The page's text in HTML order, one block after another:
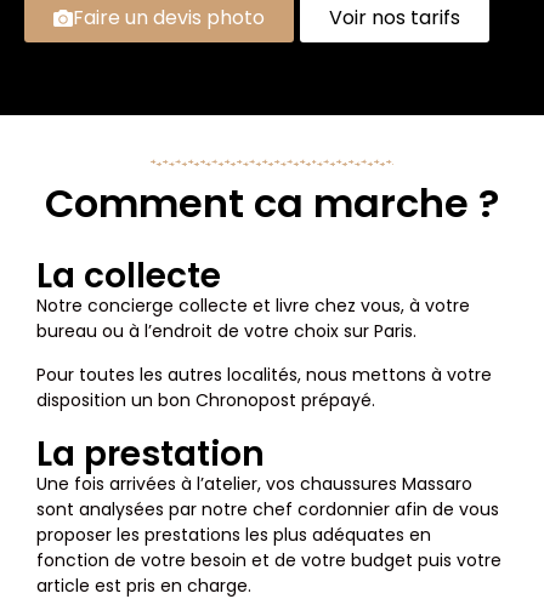
Faire un devis photo Voir nos tarifs
Comment ca marche ?
La collecte
Notre concierge collecte et livre chez vous, à votre
bureau ou à l’endroit de votre choix sur Paris.
Pour toutes les autres localités, nous mettons à votre
disposition un bon Chronopost prépayé.
La prestation
Une fois arrivées à l’atelier, vos chaussures Massaro
sont analysées par notre chef cordonnier afin de vous
proposer les prestations les plus adéquates en
fonction de votre besoin et de votre budget puis votre
article est pris en charge.